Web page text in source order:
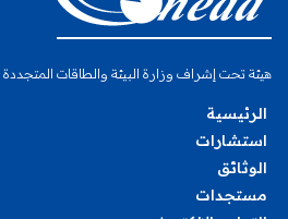
هيئة تحت إشراف وزارة البيئة والطاقات المتجددة
الرئيسية
استشارات
الوثائق
مستجدات